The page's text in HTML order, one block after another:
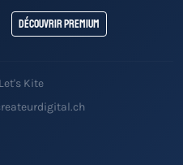
Découvrir Premium
Kite